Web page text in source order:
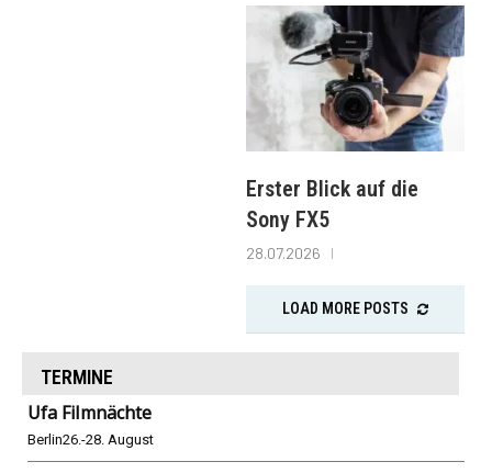
Erster Blick auf die
Sony FX5
28.07.2026
LOAD MORE POSTS
TERMINE
Ufa Filmnächte
Berlin26.-28. August